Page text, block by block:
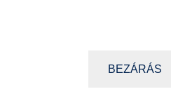
BEZÁRÁS